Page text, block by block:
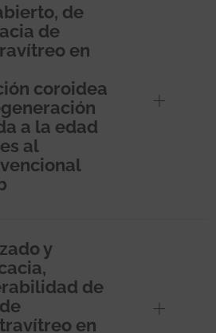
de
de
en
coroidea
a la edad
al
y
de
en